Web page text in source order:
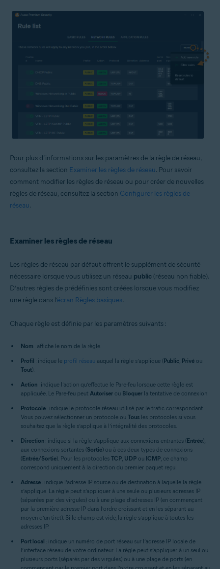
Pour plus d’informations sur les paramètres de la règle de réseau,
consultez la section Examiner les règles de réseau. Pour savoir
comment modifier les règles de réseau ou pour créer de nouvelles
règles de réseau, consultez la section Configurer les règles de
réseau.
Examiner les règles de réseau
Les règles de réseau par défaut offrent le supplément de sécurité
nécessaire lorsque vous utilisez un réseau public (réseau non fiable).
D’autres règles de prédéfinies sont créées lorsque vous modifiez
une règle dans l’écran Règles basiques.
Chaque règle est définie par les paramètres suivants :
Nom : affiche le nom de la règle.
Profil : indique le profil réseau auquel la règle s’applique (Public, Privé ou
Tout).
Action : indique l’action qu’effectue le Pare-feu lorsque cette règle est
appliquée. Le Pare-feu peut Autoriser ou Bloquer la tentative de connexion.
Protocole : indique le protocole réseau utilisé par le trafic correspondant.
Vous pouvez sélectionner un protocole ou Tous les protocoles si vous
souhaitez que la règle s’applique à l’intégralité des protocoles.
Direction : indique si la règle s’applique aux connexions entrantes (Entrée),
aux connexions sortantes (Sortie) ou à ces deux types de connexions
(Entrée/Sortie). Pour les protocoles TCP, UDP ou ICMP, ce champ
correspond uniquement à la direction du premier paquet reçu.
Adresse : indique l’adresse IP source ou de destination à laquelle la règle
s’applique. La règle peut s’appliquer à une seule ou plusieurs adresses IP
(séparées par des virgules) ou à une plage d’adresses IP (en commençant
par la première adresse IP dans l’ordre croissant et en les séparant au
moyen d’un tiret). Si le champ est vide, la règle s’applique à toutes les
adresses IP.
Port local : indique un numéro de port réseau sur l’adresse IP locale de
l’interface réseau de votre ordinateur. La règle peut s’appliquer à un seul ou
plusieurs ports (séparés par des virgules) ou à une plage de ports (en